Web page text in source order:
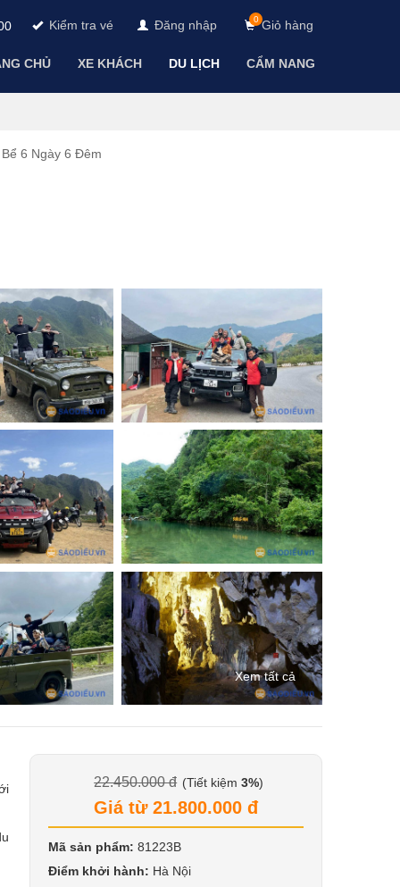
Kiểm tra vé Đăng nhập Giỏ hàng
0
CHỦ XE KHÁCH DU LỊCH CẨM NANG
6 Ngày 6 Đêm
Xem tất cả
22.450.000 đ (Tiết kiệm3%)
Giá từ 21.800.000 đ
Mã sản phẩm: 81223B
Điểm khởi hành: Hà Nội